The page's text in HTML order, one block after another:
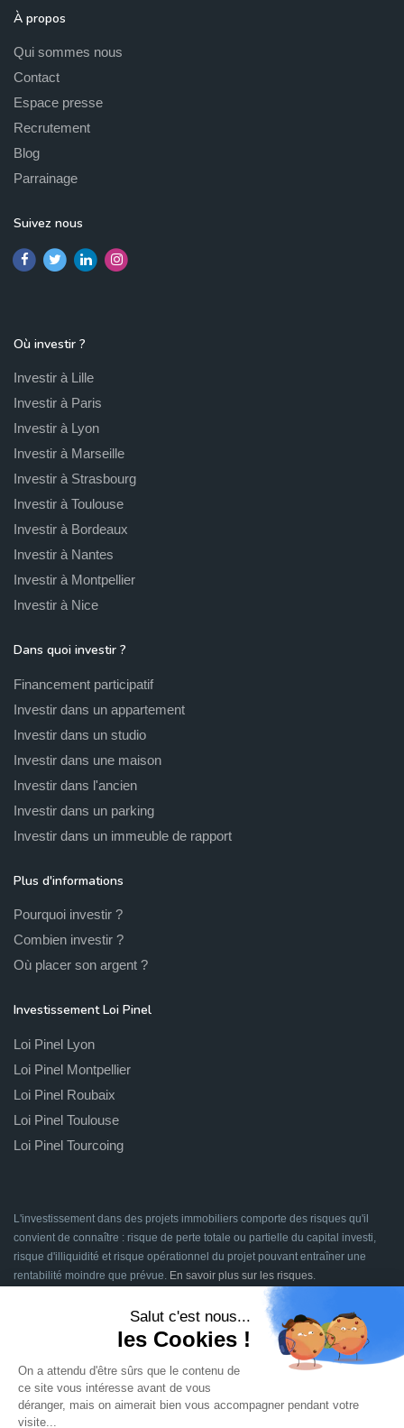
À propos
Qui sommes nous
Contact
Espace presse
Recrutement
Blog
Parrainage
Suivez nous
Où investir ?
Investir à Lille
Investir à Paris
Investir à Lyon
Investir à Marseille
Investir à Strasbourg
Investir à Toulouse
Investir à Bordeaux
Investir à Nantes
Investir à Montpellier
Investir à Nice
Dans quoi investir ?
Financement participatif
Investir dans un appartement
Investir dans un studio
Investir dans une maison
Investir dans l'ancien
Investir dans un parking
Investir dans un immeuble de rapport
Plus d'informations
Pourquoi investir ?
Combien investir ?
Où placer son argent ?
Investissement Loi Pinel
Loi Pinel Lyon
Loi Pinel Montpellier
Loi Pinel Roubaix
Loi Pinel Toulouse
Loi Pinel Tourcoing
L'investissement dans des projets immobiliers comporte des risques qu'il
convient de connaître : risque de perte totale ou partielle du capital investi,
risque d'illiquidité et risque opérationnel du projet pouvant entraîner une
rentabilité moindre que prévue. En savoir plus sur les risques.
Signatures en ligne assurées par